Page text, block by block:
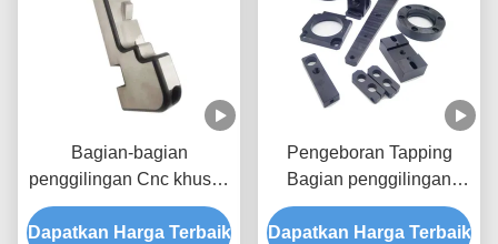
Bagian-bagian
penggilingan Cnc khusus
Produsen Bagian Metal
Lipat Komponen Cnc Mill
Dapatkan Harga Terbaik
Pengeboran Tapping
Bagian penggilingan
Untuk memutar alat CNC
Dapatkan Harga Terbaik